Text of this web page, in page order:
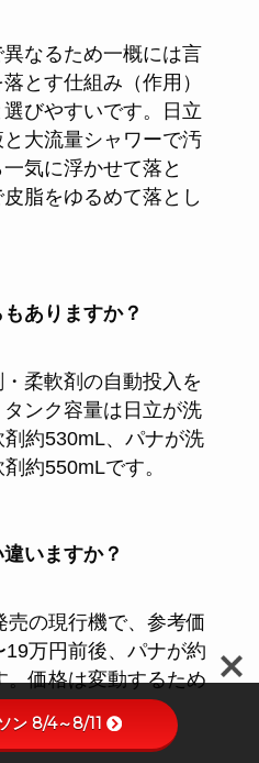
なるため一概には言
とす仕組み（作用）
びやすいです。日立
大流量シャワーで汚
気に浮かせて落と
脂をゆるめて落とし
ありますか？
柔軟剤の自動投入を
ンク容量は日立が洗
約530mL、パナが洗
約550mLです。
いますか？
売の現行機で、参考価
万円前後、パナが約
。価格は変動するため
ださい。
ン 8/4～8/11